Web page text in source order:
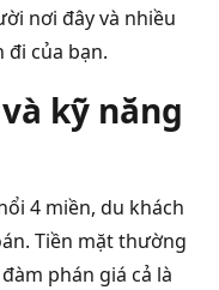
nơi đây và nhiều
của bạn.
kỹ năng
4 miền, du khách
Tiền mặt thường
phán giá cả là